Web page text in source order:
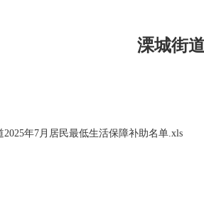
溧城街
2025年7月居民最低生活保障补助名单.xls